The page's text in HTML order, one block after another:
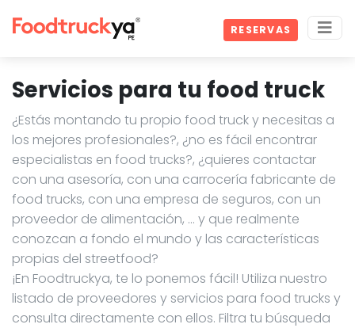
RESERVAS
Servicios para tu food truck
¿Estás montando tu propio food truck y necesitas a
los mejores profesionales?, ¿no es fácil encontrar
especialistas en food trucks?, ¿quieres contactar
con una asesoría, con una carrocería fabricante de
food trucks, con una empresa de seguros, con un
proveedor de alimentación, … y que realmente
conozcan a fondo el mundo y las características
propias del streetfood?
¡En Foodtruckya, te lo ponemos fácil! Utiliza nuestro
listado de proveedores y servicios para food trucks y
consulta directamente con ellos. Filtra tu búsqueda